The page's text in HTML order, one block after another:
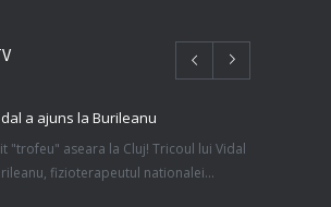
a ajuns la Burileanu
"trofeu" aseara la Cluj! Tricoul lui Vidal
fizioterapeutul nationalei...